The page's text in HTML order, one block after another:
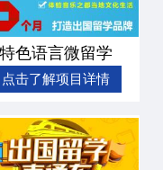
特色语言微留学
点击了解项目详情